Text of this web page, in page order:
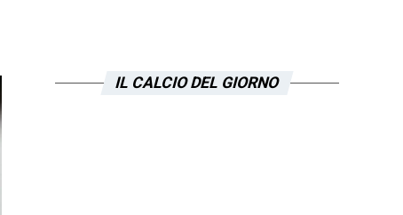
IL CALCIO DEL GIORNO